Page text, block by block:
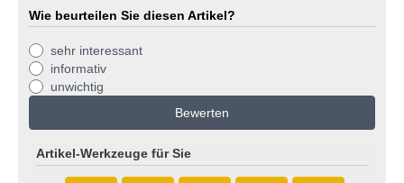
Wie beurteilen Sie diesen Artikel?
sehr interessant
informativ
unwichtig
Bewerten
Artikel-Werkzeuge für Sie